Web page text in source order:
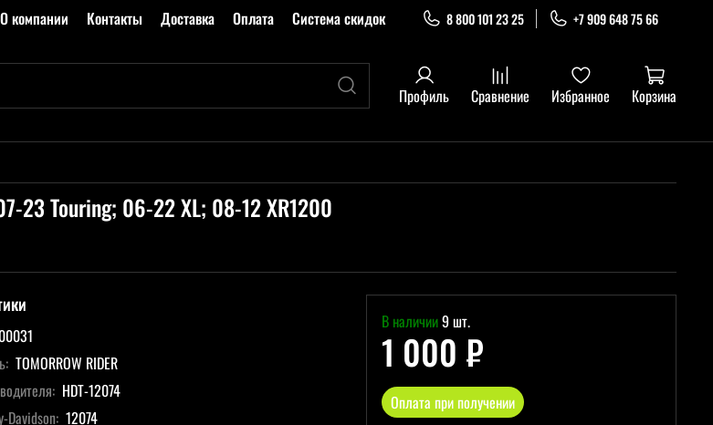
О компании Контакты Доставка Оплата Система скидок 8 800 101 23 25 +7 909 648 75 66
Профиль Сравнение Избранное Корзина
23 Touring; 06-22 XL; 08-12 XR1200
TOMORROW RIDER
HDT-12074
Davidson: 12074
В наличии9 шт.
1 000 ₽
Оплата при получении